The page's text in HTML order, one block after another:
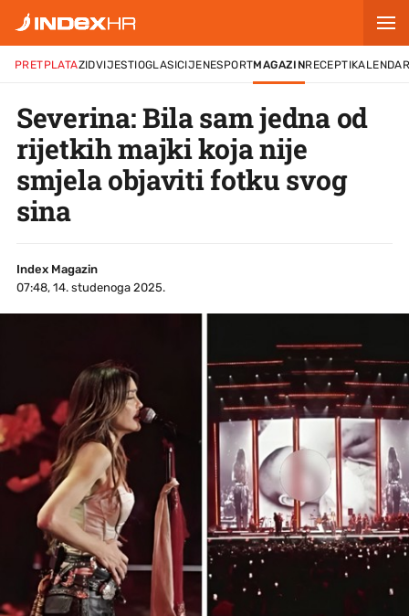
PRETPLATAZIDVIJESTIOGLASICIJENESPORTMAGAZINRECEPTI
Severina: Bila sam jedna od
rijetkih majki koja nije
smjela objaviti fotku svog
sina
Index Magazin
07:48, 14. studenoga 2025.